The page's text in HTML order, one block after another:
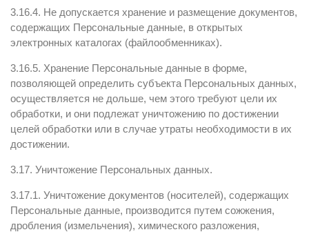
3.16.4. Не допускается хранение и размещение документов,
содержащих Персональные данные, в открытых
электронных каталогах (файлообменниках).
3.16.5. Хранение Персональные данные в форме,
позволяющей определить субъекта Персональных данных,
осуществляется не дольше, чем этого требуют цели их
обработки, и они подлежат уничтожению по достижении
целей обработки или в случае утраты необходимости в их
достижении.
3.17. Уничтожение Персональных данных.
3.17.1. Уничтожение документов (носителей), содержащих
Персональные данные, производится путем сожжения,
дробления (измельчения), химического разложения,